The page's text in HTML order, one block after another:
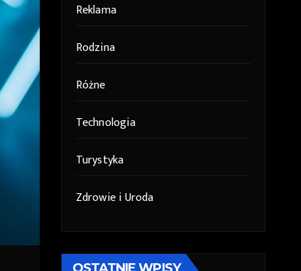
Reklama
Rodzina
Różne
Technologia
Turystyka
Zdrowie i Uroda